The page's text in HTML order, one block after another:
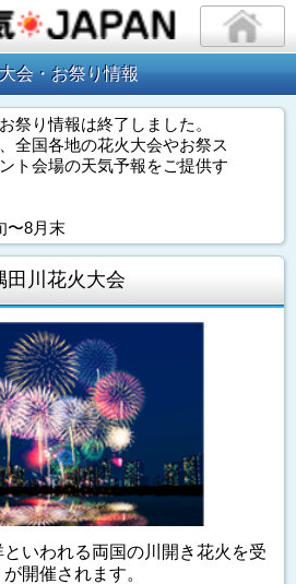
会・お祭り情報
祭り情報は終了しました。
全国各地の花火大会やお祭ス
ト会場の天気予報をご提供す
〜8月末
田川花火大会
いわれる両国の川開き花火を受
開催されます。